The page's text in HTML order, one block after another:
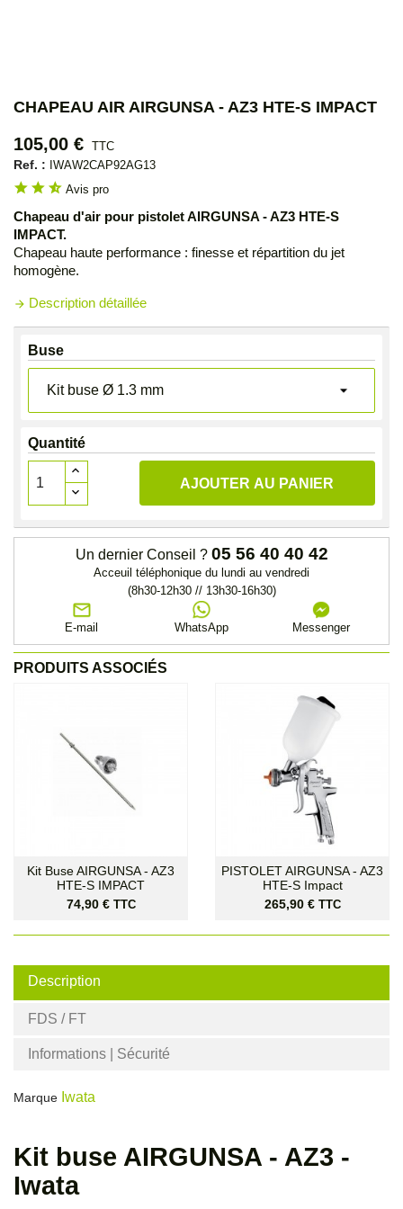
CHAPEAU AIR AIRGUNSA - AZ3 HTE-S IMPACT
105,00 € TTC
Ref. : IWAW2CAP92AG13
star star star_half Avis pro
Chapeau d'air pour pistolet AIRGUNSA - AZ3 HTE-S
IMPACT.
Chapeau haute performance : finesse et répartition du jet
homogène.
arrow_forward Description détaillée
Buse
Quantité
AJOUTER AU PANIER
Un dernier Conseil ? 05 56 40 40 42
Acceuil téléphonique du lundi au vendredi
(8h30-12h30 // 13h30-16h30)
E-mail WhatsApp Messenger
PRODUITS ASSOCIÉS
Kit Buse AIRGUNSA - AZ3
HTE-S IMPACT
Prix
74,90 € TTC
PISTOLET AIRGUNSA - AZ3
HTE-S Impact
Prix
265,90 € TTC
Description
FDS / FT
Informations | Sécurité
Marque Iwata
Kit buse AIRGUNSA - AZ3 -
Iwata